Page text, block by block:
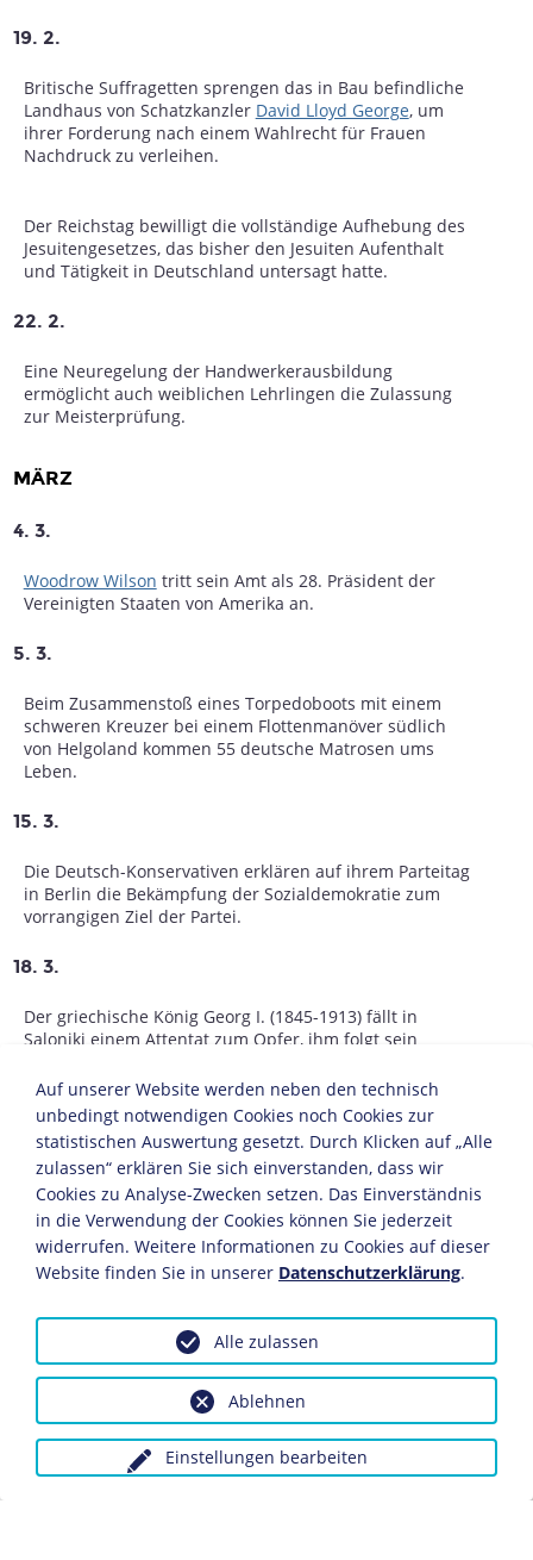
19. 2.
Britische Suffragetten sprengen das in Bau befindliche
Landhaus von Schatzkanzler David Lloyd George, um
ihrer Forderung nach einem Wahlrecht für Frauen
Nachdruck zu verleihen.
Der Reichstag bewilligt die vollständige Aufhebung des
Jesuitengesetzes, das bisher den Jesuiten Aufenthalt
und Tätigkeit in Deutschland untersagt hatte.
22. 2.
Eine Neuregelung der Handwerkerausbildung
ermöglicht auch weiblichen Lehrlingen die Zulassung
zur Meisterprüfung.
MÄRZ
4. 3.
Woodrow Wilson tritt sein Amt als 28. Präsident der
Vereinigten Staaten von Amerika an.
5. 3.
Beim Zusammenstoß eines Torpedoboots mit einem
schweren Kreuzer bei einem Flottenmanöver südlich
von Helgoland kommen 55 deutsche Matrosen ums
Leben.
15. 3.
Die Deutsch-Konservativen erklären auf ihrem Parteitag
in Berlin die Bekämpfung der Sozialdemokratie zum
vorrangigen Ziel der Partei.
18. 3.
Der griechische König Georg I. (1845-1913) fällt in
Saloniki einem Attentat zum Opfer, ihm folgt sein
21. 3.
Neuer französischer Ministerpräsident wird Louis
Barthou (1862-1934).
28. 3.
Das britische Unterhaus verabschiedet den Flottenetat
Personalstärke um 8.500 Mann und den Bau von fünf
Schlachtschiffen, acht Kreuzern und 16 Torpedobooten
vorsieht.
APRIL
Auf unserer Website werden neben den technisch
unbedingt notwendigen Cookies noch Cookies zur
statistischen Auswertung gesetzt. Durch Klicken auf „Alle
zulassen“ erklären Sie sich einverstanden, dass wir
Cookies zu Analyse-Zwecken setzen. Das Einverständnis
in die Verwendung der Cookies können Sie jederzeit
widerrufen. Weitere Informationen zu Cookies auf dieser
Website finden Sie in unserer Datenschutzerklärung.
Einstellungen bearbeiten
Ablehnen
Alle zulassen